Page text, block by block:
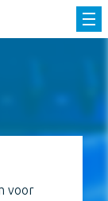
voor